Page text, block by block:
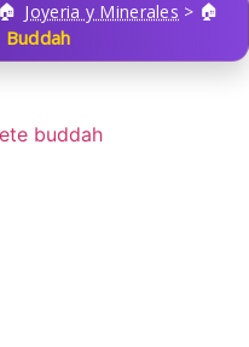
Joyeria y Minerales >